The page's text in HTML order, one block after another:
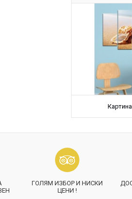
Картина
ГОЛЯМ ИЗБОР И НИСКИ
ЦЕНИ !